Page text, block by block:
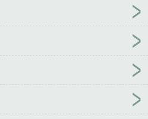
其中受伤最重的一位。这一
来就抱着陆南洲哭，还大言
的伤病，就算星际最顶级的
一个小小的护工了。众人不
不相信。只是每天看着小护
哭唧唧的模样，陆南洲最后
乡村教
上门龙婿叶辰萧
总